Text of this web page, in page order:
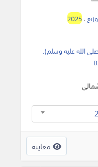
،2025
.
معاينة